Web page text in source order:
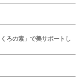
ろの素」で美サポートし